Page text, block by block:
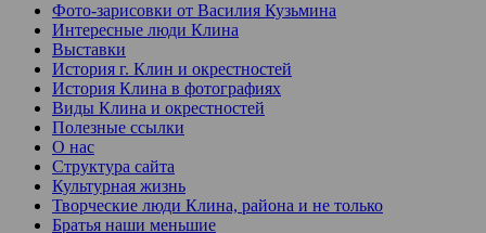
Фото-зарисовки от Василия Кузьмина
Интересные люди Клина
Выставки
История г. Клин и окрестностей
История Клина в фотографиях
Виды Клина и окрестностей
Полезные ссылки
О нас
Структура сайта
Культурная жизнь
Творческие люди Клина, района и не только
Братья наши меньшие